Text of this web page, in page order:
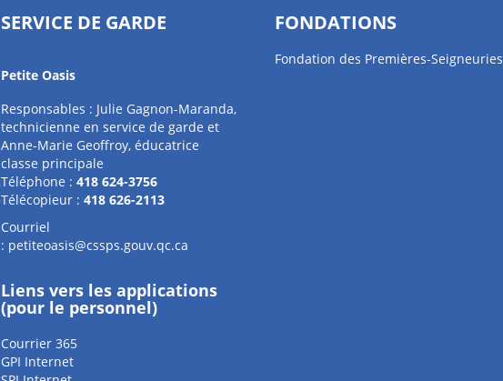
SERVICE DE GARDE
Petite Oasis
Responsables : Julie Gagnon-Maranda,
technicienne en service de garde et
Anne-Marie Geoffroy, éducatrice
classe principale
Téléphone : 418 624-3756
Télécopieur : 418 626-2113
Courriel
: petiteoasis@cssps.gouv.qc.ca
Liens vers les applications
(pour le personnel)
Courrier 365
GPI Internet
FONDATIONS
Fondation des Premières-Seigneuries